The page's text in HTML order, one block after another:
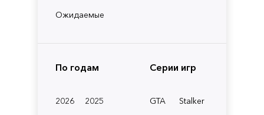
Ожидаемые
По годам
2026
2025
Серии игр
GTA
Stalker